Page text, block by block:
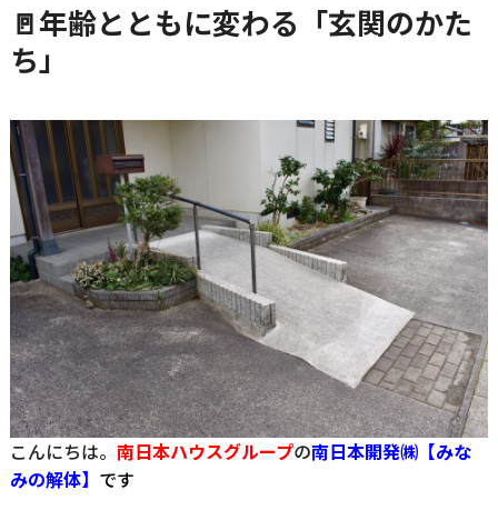
🚪年齢とともに変わる「玄関のかた
ち」
こんにちは。 南日本ハウスグループの南日本開発㈱【みな
みの解体】 です